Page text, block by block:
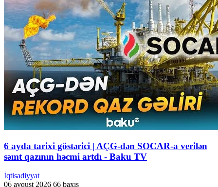
6 ayda tarixi göstərici | AÇG-dən SOCAR-a verilən
səmt qazının həcmi artdı - Baku TV
İqtisadiyyat
06 avqust 2026 66 baxış